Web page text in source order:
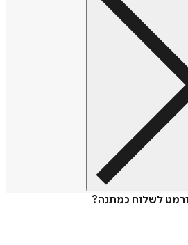
לשלוח כמתנה?